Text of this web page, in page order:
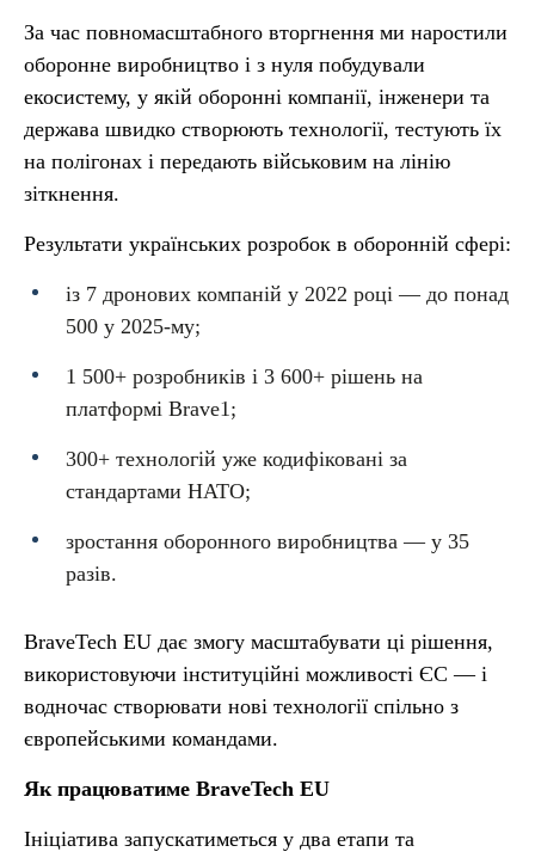
За час повномасштабного вторгнення ми наростили
оборонне виробництво і з нуля побудували
екосистему, у якій оборонні компанії, інженери та
держава швидко створюють технології, тестують їх
на полігонах і передають військовим на лінію
зіткнення.
Результати українських розробок в оборонній сфері:
із 7 дронових компаній у 2022 році — до понад
500 у 2025-му;
1 500+ розробників і 3 600+ рішень на
платформі Brave1;
300+ технологій уже кодифіковані за
стандартами НАТО;
зростання оборонного виробництва — у 35
разів.
BraveTech EU дає змогу масштабувати ці рішення,
використовуючи інституційні можливості ЄС — і
водночас створювати нові технології спільно з
європейськими командами.
Як працюватиме BraveTech EU
Ініціатива запускатиметься у два етапи та